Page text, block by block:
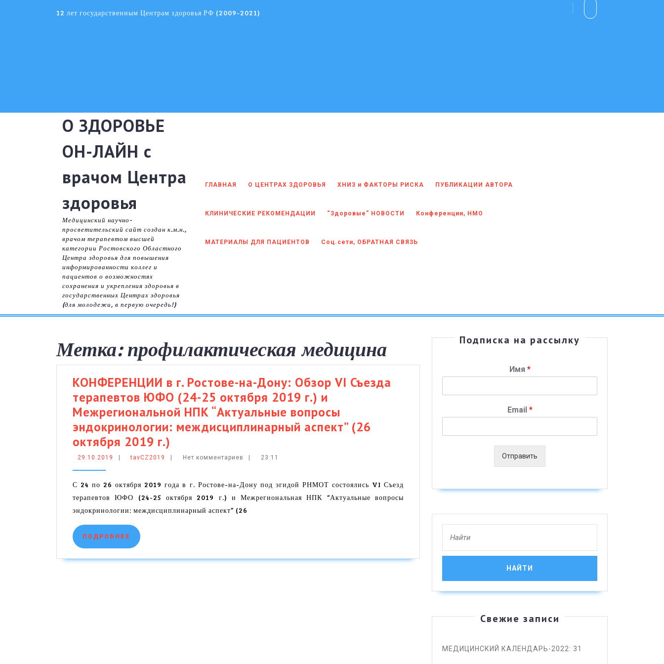
12 лет государственным Центрам здоровья РФ (2009-2021)
О ЗДОРОВЬЕ
ОН-ЛАЙН с
врачом Центра
здоровья
Медицинский научно-
просветительский сайт создан к.м.н.,
врачом терапевтом высшей
категории Ростовского Областного
Центра здоровья для повышения
информированности коллег и
пациентов о возможностях
сохранения и укрепления здоровья в
государственных Центрах здоровья
(для молодежи, в первую очередь!)
ГЛАВНАЯ О ЦЕНТРАХ ЗДОРОВЬЯ ХНИЗ и ФАКТОРЫ РИСКА ПУБЛИКАЦИИ АВТОРА
КЛИНИЧЕСКИЕ РЕКОМЕНДАЦИИ “Здоровые” НОВОСТИ Конференции, НМО
МАТЕРИАЛЫ ДЛЯ ПАЦИЕНТОВ Соц.сети, ОБРАТНАЯ СВЯЗЬ
Метка:профилактическая медицина
КОНФЕРЕНЦИИ в г. Ростове-на-Дону: Обзор VI Съезда
терапевтов ЮФО (24-25 октября 2019 г.) и
Межрегиональной НПК “Актуальные вопросы
эндокринологии: междисциплинарный аспект” (26
октября 2019 г.)
в
Ростове-
на-
Дону:
Съезда
29.10.2019 29.10.2019
tavCZ2019 tavCZ2019Нет комментариев 23:11
С 24 по 26 октября 2019 года в г. Ростове-на-Дону под эгидой РНМОТ состоялись VI Съезд
терапевтов ЮФО (24-25 октября 2019 г.) и Межрегиональная НПК “Актуальные вопросы
эндокринологии: междисциплинарный аспект” (26
ПОДРОБНЕЕ ПОДРОБНЕЕ
Подписка на рассылку
Имя *
Email *
Отправить
for:
Свежие записи
МЕДИЦИНСКИЙ КАЛЕНДАРЬ-2022: 31